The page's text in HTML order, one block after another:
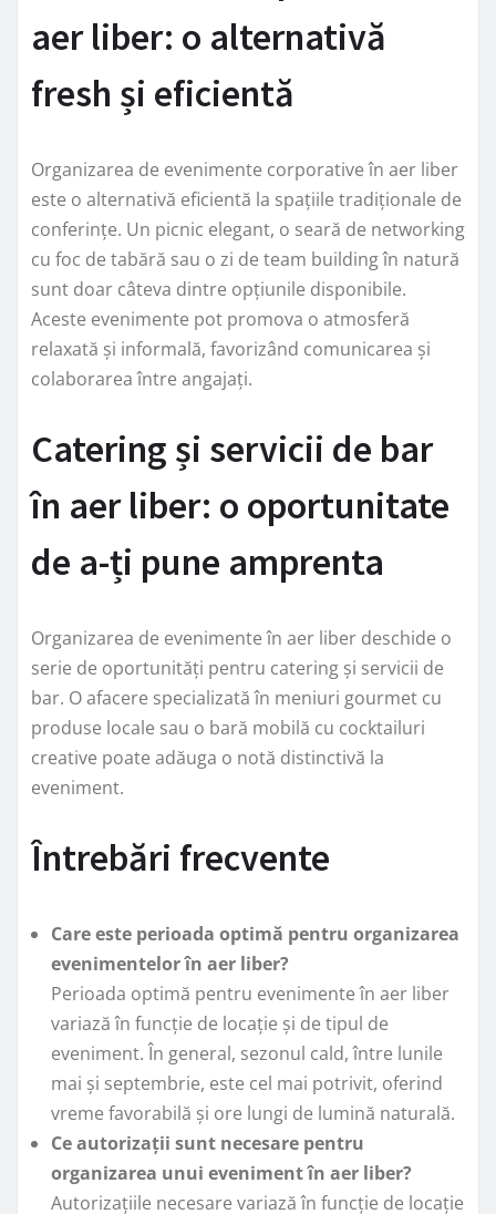
aer liber: o alternativă
fresh și eficientă
Organizarea de evenimente corporative în aer liber
este o alternativă eficientă la spațiile tradiționale de
conferințe. Un picnic elegant, o seară de networking
cu foc de tabără sau o zi de team building în natură
sunt doar câteva dintre opțiunile disponibile.
Aceste evenimente pot promova o atmosferă
relaxată și informală, favorizând comunicarea și
colaborarea între angajați.
Catering și servicii de bar
în aer liber: o oportunitate
de a-ți pune amprenta
Organizarea de evenimente în aer liber deschide o
serie de oportunități pentru catering și servicii de
bar. O afacere specializată în meniuri gourmet cu
produse locale sau o bară mobilă cu cocktailuri
creative poate adăuga o notă distinctivă la
eveniment.
Întrebări frecvente
Care este perioada optimă pentru organizarea
evenimentelor în aer liber?
Perioada optimă pentru evenimente în aer liber
variază în funcție de locație și de tipul de
eveniment. În general, sezonul cald, între lunile
mai și septembrie, este cel mai potrivit, oferind
vreme favorabilă și ore lungi de lumină naturală.
Ce autorizații sunt necesare pentru
organizarea unui eveniment în aer liber?
Autorizațiile necesare variază în funcție de locație